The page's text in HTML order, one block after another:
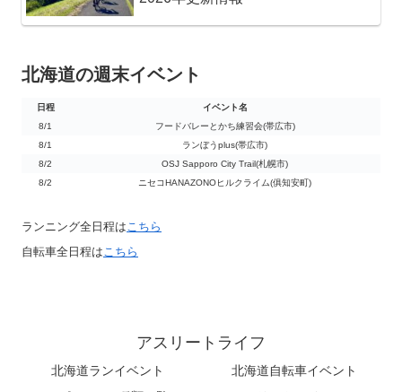
北海道の週末イベント
日程
イベント名
日程
イベント名
8/1
フードバレーとかち練習会(帯広市)
8/1
ランぼうplus(帯広市)
8/2
OSJ Sapporo City Trail(札幌市)
8/2
ニセコHANAZONOヒルクライム(俱知安町)
ランニング全日程はこちら
自転車全日程はこちら
アスリートライフ
北海道ランイベント
北海道自転車イベント